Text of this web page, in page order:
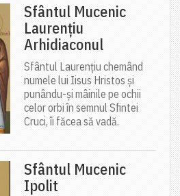
Sfântul Mucenic
Laurențiu
Arhidiaconul
Sfântul Laurențiu chemând
numele lui Iisus Hristos și
punându-și mâinile pe ochii
celor orbi în semnul Sfintei
Cruci, îi făcea să vadă.
Sfântul Mucenic
Ipolit